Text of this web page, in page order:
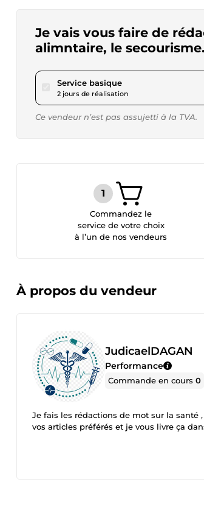
Je vais vous faire de
alimntaire, le
Service basiquepour 17,28 $US
2 jours de réalisation
Ce vendeur n’est pas assujetti à la TVA.
Commandez le
service de votre choix
à l’un de nos vendeurs
À propos du vendeur
JudicaelDAGAN
Performance
Commande en cours0
Je fais les rédactions de mot sur la santé , la nutrition, le secourisme et quelques maladies infectieuses. Faire la Commande de
vos articles préférés et je vous livre ça